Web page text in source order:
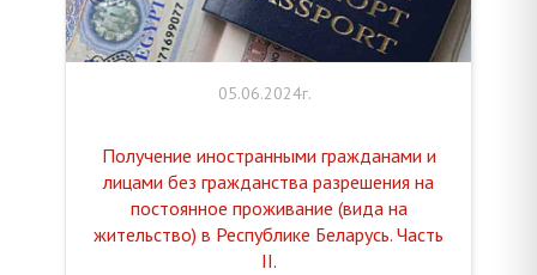
05.06.2024г.
Получение иностранными гражданами и
лицами без гражданства разрешения на
постоянное проживание (вида на
жительство) в Республике Беларусь. Часть
II.